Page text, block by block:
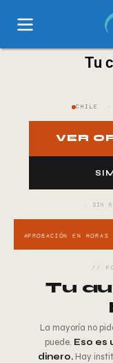
Tu
CHILE ·
VER
· SIN
APROBACIÓN EN HORAS
//
Tu
La mayoría no
puede. Eso es
dinero.Hay